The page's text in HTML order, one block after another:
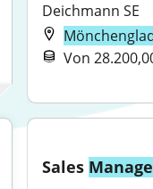
Deichmann SE
Von
Sales